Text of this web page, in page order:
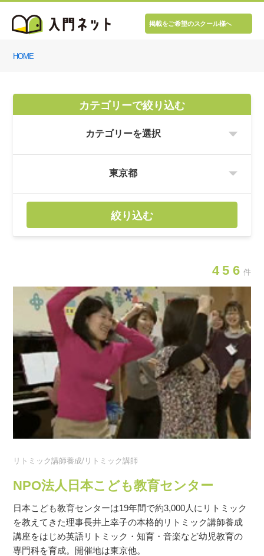
掲載をご希望のスクール様へ
HOME
カテゴリーで絞り込む
絞り込む
456 件
リトミック講師養成/リトミック講師
NPO法人日本こども教育センター
日本こども教育センターは19年間で約3,000人にリトミック
を教えてきた理事長井上幸子の本格的リトミック講師養成
講座をはじめ英語リトミック・知育・音楽など幼児教育の
専門科を育成。開催地は東京他。